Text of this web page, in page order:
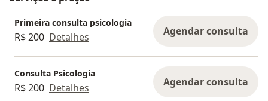
Primeira consulta psicologia
R$ 200 Detalhes Agendar consulta
Consulta Psicologia
R$ 200 Detalhes Agendar consulta